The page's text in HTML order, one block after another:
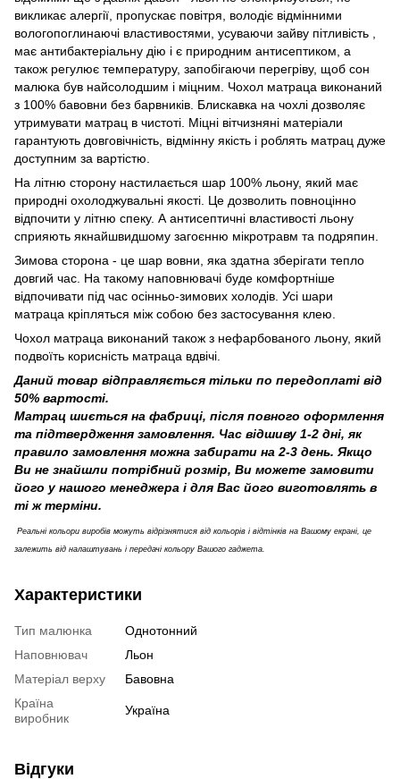
викликає алергії, пропускає повітря, володіє відмінними
вологопоглинаючі властивостями, усуваючи зайву пітливість ,
має антибактеріальну дію і є природним антисептиком, а
також регулює температуру, запобігаючи перегріву, щоб сон
малюка був найсолодшим і міцним. Чохол матраца виконаний
з 100% бавовни без барвників. Блискавка на чохлі дозволяє
утримувати матрац в чистоті. Міцні вітчизняні матеріали
гарантують довговічність, відмінну якість і роблять матрац дуже
доступним за вартістю.
На літню сторону настилається шар 100% льону, який має
природні охолоджувальні якості. Це дозволить повноцінно
відпочити у літню спеку. А антисептичні властивості льону
сприяють якнайшвидшому загоєнню мікротравм та подряпин.
Зимова сторона - це шар вовни, яка здатна зберігати тепло
довгий час. На такому наповнювачі буде комфортніше
відпочивати під час осінньо-зимових холодів. Усі шари
матраца кріпляться між собою без застосування клею.
Чохол матраца виконаний також з нефарбованого льону, який
подвоїть корисність матраца вдвічі.
Даний товар відправляється тільки по передоплаті від
50% вартості.
Матрац шиється на фабриці, після повного оформлення
та підтвердження замовлення. Час відшиву 1-2 дні, як
правило замовлення можна забирати на 2-3 день. Якщо
Ви не знайшли потрібний розмір, Ви можете замовити
його у нашого менеджера і для Вас його виготовлять в
ті ж терміни.
Реальні кольори виробів можуть відрізнятися від кольорів і відтінків на Вашому екрані, це
залежить від налаштувань і передачі кольору Вашого гаджета.
Характеристики
Тип малюнка
Однотонний
Наповнювач
Льон
Матеріал верху
Бавовна
Країна
виробник
Україна
Відгуки